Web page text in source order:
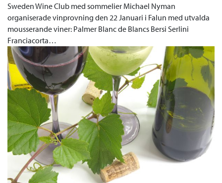
Sweden Wine Club med sommelier Michael Nyman
organiserade vinprovning den 22 Januari i Falun med utvalda
mousserande viner: Palmer Blanc de Blancs Bersi Serlini
Franciacorta…